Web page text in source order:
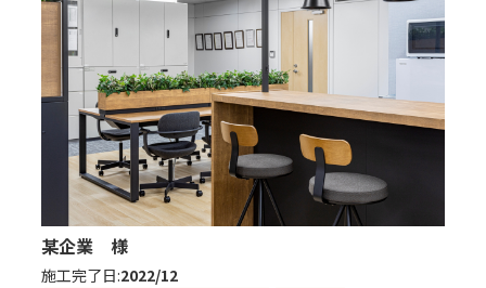
某企業 様
施工完了日:2022/12